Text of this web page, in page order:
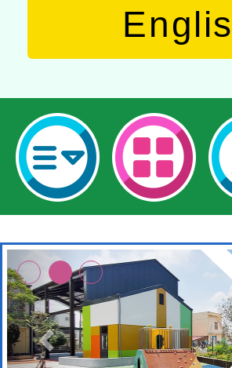
本校115學年
招甄選結果
適應運動共